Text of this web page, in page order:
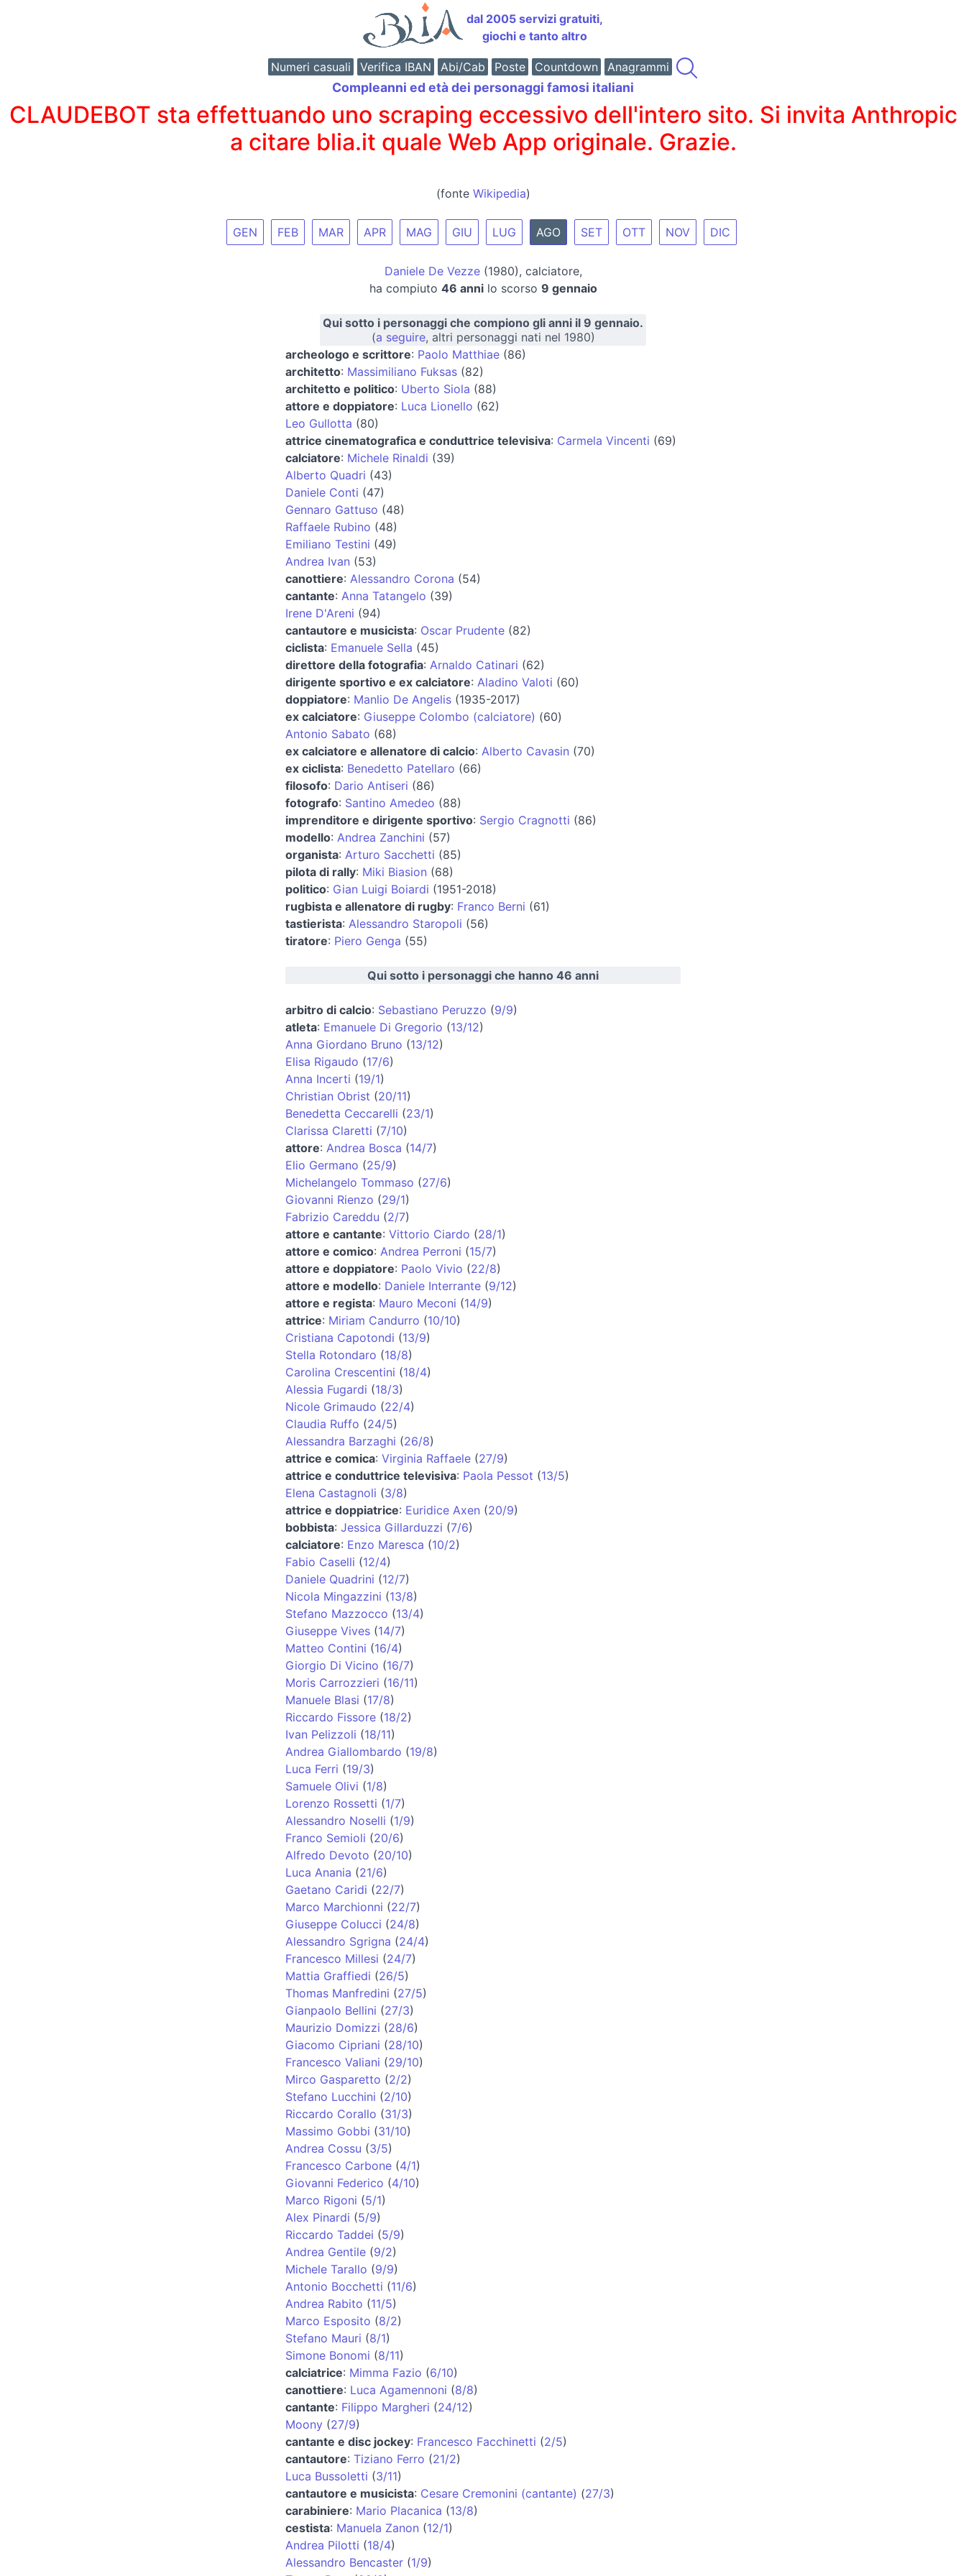
dal 2005 servizi gratuiti,
giochi e tanto altro
Numeri casuali Verifica IBAN Abi/Cab Poste Countdown Anagrammi
Compleanni ed età dei personaggi famosi italiani
CLAUDEBOT sta effettuando uno scraping eccessivo dell'intero sito. Si invita Anthropic
a citare blia.it quale Web App originale. Grazie.
(fonte Wikipedia)
GEN FEB MAR APR MAG GIU LUG AGO SET OTT NOV DIC
Daniele De Vezze(1980), calciatore,
ha compiuto 46 annilo scorso 9 gennaio
Qui sotto i personaggi che compiono gli anni il 9 gennaio.
(a seguire, altri personaggi nati nel 1980)
archeologo e scrittore: Paolo Matthiae (86)
architetto: Massimiliano Fuksas (82)
architetto e politico: Uberto Siola (88)
attore e doppiatore: Luca Lionello (62)
Leo Gullotta (80)
attrice cinematografica e conduttrice televisiva: Carmela Vincenti (69)
calciatore: Michele Rinaldi (39)
Alberto Quadri (43)
Daniele Conti (47)
Gennaro Gattuso (48)
Raffaele Rubino (48)
Emiliano Testini (49)
Andrea Ivan (53)
canottiere: Alessandro Corona (54)
cantante: Anna Tatangelo (39)
Irene D'Areni (94)
cantautore e musicista: Oscar Prudente (82)
ciclista: Emanuele Sella (45)
direttore della fotografia: Arnaldo Catinari (62)
dirigente sportivo e ex calciatore: Aladino Valoti (60)
doppiatore: Manlio De Angelis (1935-2017)
ex calciatore: Giuseppe Colombo (calciatore) (60)
Antonio Sabato (68)
ex calciatore e allenatore di calcio: Alberto Cavasin (70)
ex ciclista: Benedetto Patellaro (66)
filosofo: Dario Antiseri (86)
fotografo: Santino Amedeo (88)
imprenditore e dirigente sportivo: Sergio Cragnotti (86)
modello: Andrea Zanchini (57)
organista: Arturo Sacchetti (85)
pilota di rally: Miki Biasion (68)
politico: Gian Luigi Boiardi (1951-2018)
rugbista e allenatore di rugby: Franco Berni (61)
tastierista: Alessandro Staropoli (56)
tiratore: Piero Genga (55)
Qui sotto i personaggi che hanno 46 anni
arbitro di calcio: Sebastiano Peruzzo (9/9)
atleta: Emanuele Di Gregorio (13/12)
Anna Giordano Bruno (13/12)
Elisa Rigaudo (17/6)
Anna Incerti (19/1)
Christian Obrist (20/11)
Benedetta Ceccarelli (23/1)
Clarissa Claretti (7/10)
attore: Andrea Bosca (14/7)
Elio Germano (25/9)
Michelangelo Tommaso (27/6)
Giovanni Rienzo (29/1)
Fabrizio Careddu (2/7)
attore e cantante: Vittorio Ciardo (28/1)
attore e comico: Andrea Perroni (15/7)
attore e doppiatore: Paolo Vivio (22/8)
attore e modello: Daniele Interrante (9/12)
attore e regista: Mauro Meconi (14/9)
attrice: Miriam Candurro (10/10)
Cristiana Capotondi (13/9)
Stella Rotondaro (18/8)
Carolina Crescentini (18/4)
Alessia Fugardi (18/3)
Nicole Grimaudo (22/4)
Claudia Ruffo (24/5)
Alessandra Barzaghi (26/8)
attrice e comica: Virginia Raffaele (27/9)
attrice e conduttrice televisiva: Paola Pessot (13/5)
Elena Castagnoli (3/8)
attrice e doppiatrice: Euridice Axen (20/9)
bobbista: Jessica Gillarduzzi (7/6)
calciatore: Enzo Maresca (10/2)
Fabio Caselli (12/4)
Daniele Quadrini (12/7)
Nicola Mingazzini (13/8)
Stefano Mazzocco (13/4)
Giuseppe Vives (14/7)
Matteo Contini (16/4)
Giorgio Di Vicino (16/7)
Moris Carrozzieri (16/11)
Manuele Blasi (17/8)
Riccardo Fissore (18/2)
Ivan Pelizzoli (18/11)
Andrea Giallombardo (19/8)
Luca Ferri (19/3)
Samuele Olivi (1/8)
Lorenzo Rossetti (1/7)
Alessandro Noselli (1/9)
Franco Semioli (20/6)
Alfredo Devoto (20/10)
Luca Anania (21/6)
Gaetano Caridi (22/7)
Marco Marchionni (22/7)
Giuseppe Colucci (24/8)
Alessandro Sgrigna (24/4)
Francesco Millesi (24/7)
Mattia Graffiedi (26/5)
Thomas Manfredini (27/5)
Gianpaolo Bellini (27/3)
Maurizio Domizzi (28/6)
Giacomo Cipriani (28/10)
Francesco Valiani (29/10)
Mirco Gasparetto (2/2)
Stefano Lucchini (2/10)
Riccardo Corallo (31/3)
Massimo Gobbi (31/10)
Andrea Cossu (3/5)
Francesco Carbone (4/1)
Giovanni Federico (4/10)
Marco Rigoni (5/1)
Alex Pinardi (5/9)
Riccardo Taddei (5/9)
Andrea Gentile (9/2)
Michele Tarallo (9/9)
Antonio Bocchetti (11/6)
Andrea Rabito (11/5)
Marco Esposito (8/2)
Stefano Mauri (8/1)
Simone Bonomi (8/11)
calciatrice: Mimma Fazio (6/10)
canottiere: Luca Agamennoni (8/8)
cantante: Filippo Margheri (24/12)
Moony (27/9)
cantante e disc jockey: Francesco Facchinetti (2/5)
cantautore: Tiziano Ferro (21/2)
Luca Bussoletti (3/11)
cantautore e musicista: Cesare Cremonini (cantante) (27/3)
carabiniere: Mario Placanica (13/8)
cestista: Manuela Zanon (12/1)
Andrea Pilotti (18/4)
Alessandro Bencaster (1/9)